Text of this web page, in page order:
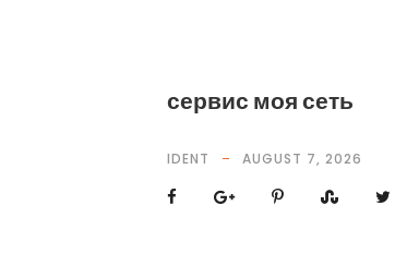
сервис моя сеть
IDENT AUGUST 7, 2026